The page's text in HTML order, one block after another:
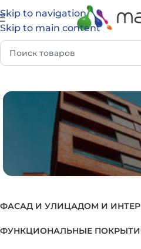
Skip to navigation
Skip to main content
Краска 3 в 1 для
ФАСАД И УЛИЦАДОМ И
ФУНКЦИОНАЛЬНЫЕ